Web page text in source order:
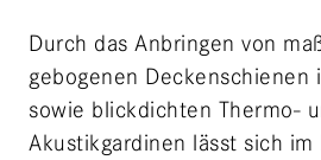
Durch das Anbringen von
gebogenen Deckenschienen
sowie blickdichten Thermo-
Akustikgardinen lässt sich im